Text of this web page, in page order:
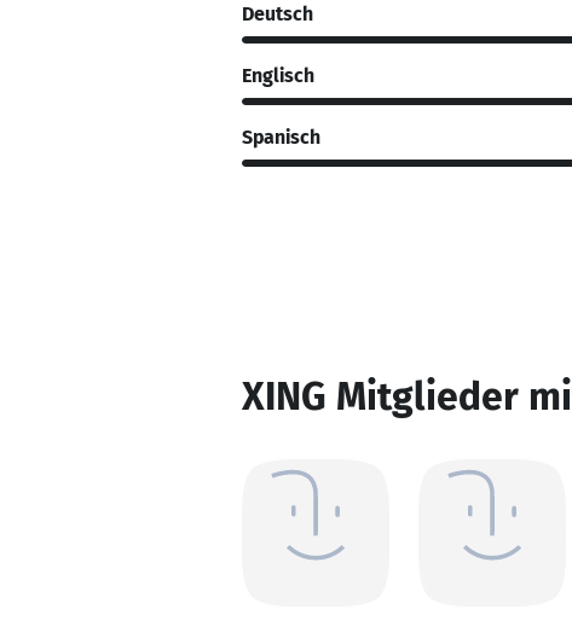
Deutsch
Englisch
Spanisch
XING Mitglieder